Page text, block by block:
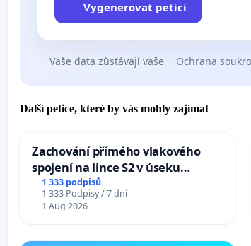
Vygenerovat petici
Vaše data zůstávají vaše Ochrana
Další petice, které by vás mohly zajímat
Zachování přímého vlakového
spojení na lince S2 v úseku
Ostrava – Bohumín – Karviná –
Mosty u Jablunkova
1 333 podpisů
1 333 Podpisy / 7 dní
1 Aug 2026